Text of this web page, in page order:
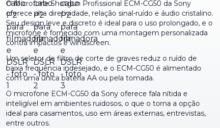
O Microfone Shotgun Profissional ECM-CG50 da Sony
oferece alta diretividade, relação sinal-ruído e áudio cristalino.
Seu design leve e discreto é ideal para o uso prolongado, e o
microfone é fornecido com uma montagem personalizada
contra impactos e windscreen.
Um seletor de filtro de corte de graves reduz o ruído de
baixa frequência indesejado, e o ECM-CG50 é alimentado
com uma única bateria AA ou pela tomada.
O microfone ECM-CG50 da Sony oferece fala nítida e
inteligível em ambientes ruidosos, o que o torna a opção
ideal para casamentos, uso em áreas externas, entrevistas,
entre outros.